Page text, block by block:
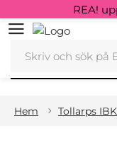
REA!
Hem Tollarps IBK